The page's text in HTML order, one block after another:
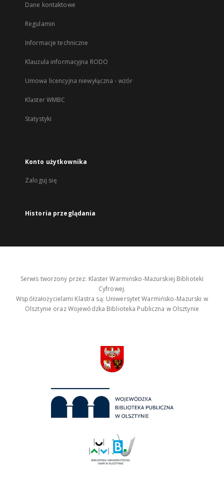
Dane kontaktowe
Regulamin
Informacje techniczne
Klauzula informacyjna RODO
Umowa licencyjna niewyłączna - wzór
Klaster WMBC
Statystyki
Konto użytkownika
Zaloguj się
Historia przeglądania
Serwis tworzony przez: Klaster Warmińsko-Mazurskiej Biblioteki
Cyfrowej.
Współzałożycielami Klastra są: Uniwersytet Warmińsko-Mazurski w
Olsztynie oraz Wojewódzka Biblioteka Publiczna w Olsztynie